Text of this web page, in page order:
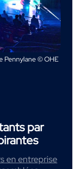
Pennylane © OHE
par
en entreprise